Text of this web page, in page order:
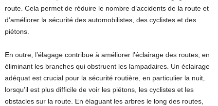
route. Cela permet de réduire le nombre d’accidents de la route et
d’améliorer la sécurité des automobilistes, des cyclistes et des
piétons.
En outre, l’élagage contribue à améliorer l’éclairage des routes, en
éliminant les branches qui obstruent les lampadaires. Un éclairage
adéquat est crucial pour la sécurité routière, en particulier la nuit,
lorsqu’il est plus difficile de voir les piétons, les cyclistes et les
obstacles sur la route. En élaguant les arbres le long des routes,